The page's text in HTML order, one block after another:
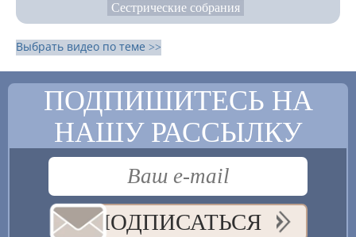
Сестрические собрания
Выбрать видео по теме >>
ПОДПИШИТЕСЬ НА
НАШУ РАССЫЛКУ
ПОДПИСАТЬСЯ